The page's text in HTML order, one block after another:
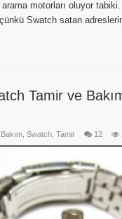
motorları oluyor
çünkü Swatch satan
Tamir ve
Bakım ,Swatch ,Tamir 12